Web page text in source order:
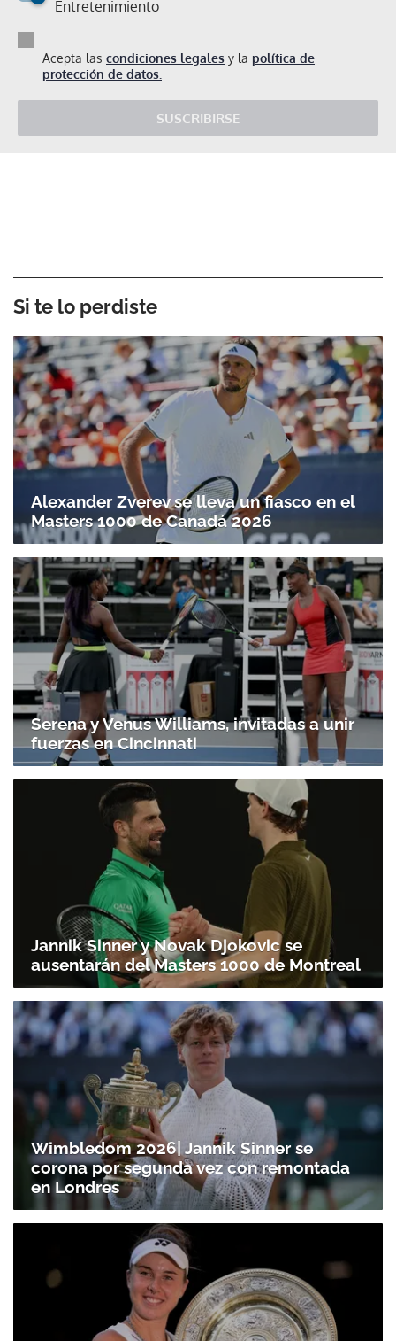
Entretenimiento
Acepta las condiciones legales y la política de
protección de datos.
SUSCRIBIRSE
Si te lo perdiste
Alexander Zverev se lleva un fiasco en el
Masters 1000 de Canadá 2026
Serena y Venus Williams, invitadas a unir
fuerzas en Cincinnati
Jannik Sinner y Novak Djokovic se
ausentarán del Masters 1000 de Montreal
Wimbledom 2026| Jannik Sinner se
corona por segunda vez con remontada
en Londres